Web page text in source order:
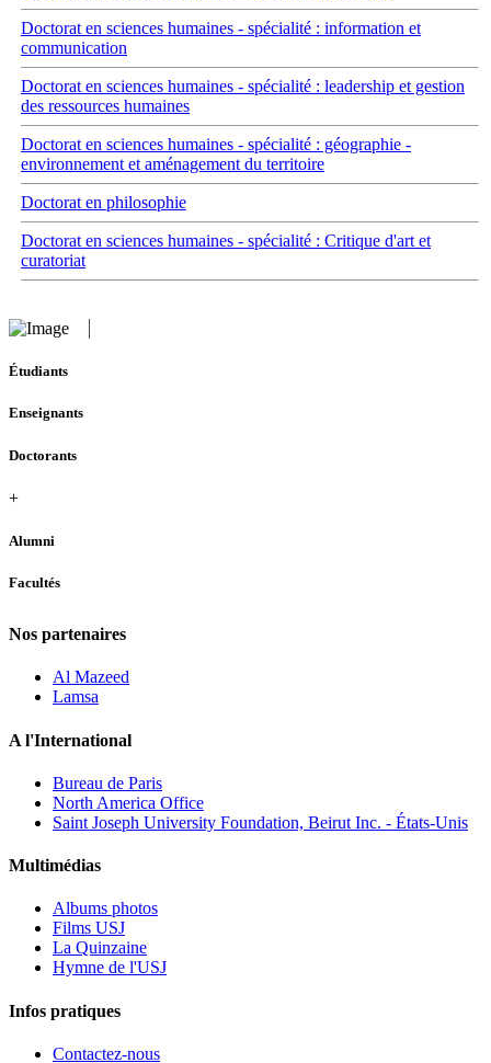
Doctorat en sciences humaines - spécialité : information et
communication
Doctorat en sciences humaines - spécialité : leadership et gestion
des ressources humaines
Doctorat en sciences humaines - spécialité : géographie -
environnement et aménagement du territoire
Doctorat en philosophie
Doctorat en sciences humaines - spécialité : Critique d'art et
curatoriat
Étudiants
Enseignants
Doctorants
+
Alumni
Facultés
Nos partenaires
Al Mazeed
Lamsa
A l'International
Bureau de Paris
North America Office
Saint Joseph University Foundation, Beirut Inc. - États-Unis
Multimédias
Albums photos
Films USJ
La Quinzaine
Hymne de l'USJ
Infos pratiques
Contactez-nous